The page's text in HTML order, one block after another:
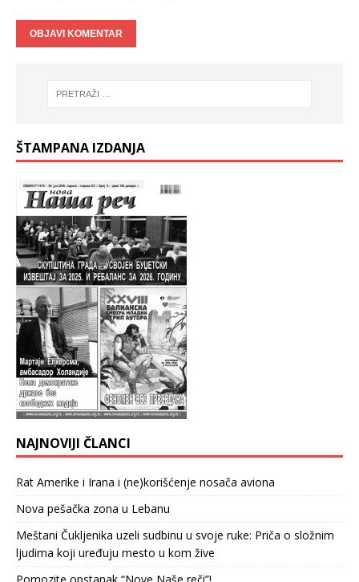
ŠTAMPANA IZDANJA
NAJNOVIJI ČLANCI
Rat Amerike i Irana i (ne)korišćenje nosača aviona
Nova pešačka zona u Lebanu
Meštani Čukljenika uzeli sudbinu u svoje ruke: Priča o složnim
ljudima koji uređuju mesto u kom žive